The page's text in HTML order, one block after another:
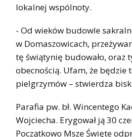
lokalnej wspólnoty.
- Od wieków budowle
w Domaszowicach,
tę świątynię budowało, oraz
obecnością. Ufam, że będzie
pielgrzymów – stwierdza
Parafia pw. bł. Wincentego
Wojciecha. Erygował ją 30
Początkowo Msze Święte